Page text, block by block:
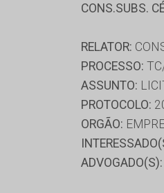
CONS.SUBS.
RELATOR:
PROCESSO:
ASSUNTO:
PROTOCOLO:
ORGÃO:
ADVOGADO(S):